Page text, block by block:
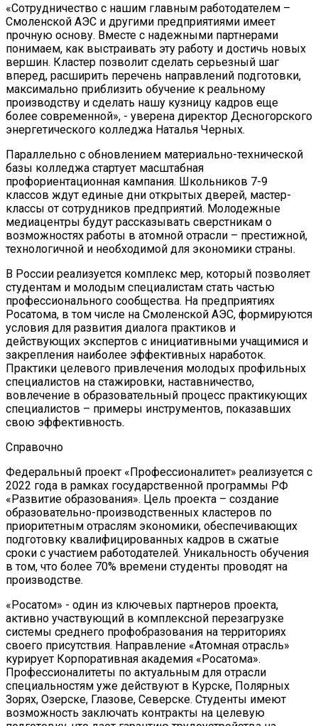
«Сотрудничество с нашим главным работодателем –
Смоленской АЭС и другими предприятиями имеет
прочную основу. Вместе с надежными партнерами
понимаем, как выстраивать эту работу и достичь новых
вершин. Кластер позволит сделать серьезный шаг
вперед, расширить перечень направлений подготовки,
максимально приблизить обучение к реальному
производству и сделать нашу кузницу кадров еще
более современной», - уверена директор Десногорского
энергетического колледжа Наталья Черных.
Параллельно с обновлением материально-технической
базы колледжа стартует масштабная
профориентационная кампания. Школьников 7-9
классов ждут единые дни открытых дверей, мастер-
классы от сотрудников предприятий. Молодежные
медиацентры будут рассказывать сверстникам о
возможностях работы в атомной отрасли – престижной,
технологичной и необходимой для экономики страны.
В России реализуется комплекс мер, который позволяет
студентам и молодым специалистам стать частью
профессионального сообщества. На предприятиях
Росатома, в том числе на Смоленской АЭС, формируются
условия для развития диалога практиков и
действующих экспертов с инициативными учащимися и
закрепления наиболее эффективных наработок.
Практики целевого привлечения молодых профильных
специалистов на стажировки, наставничество,
вовлечение в образовательный процесс практикующих
специалистов – примеры инструментов, показавших
свою эффективность.
Справочно
Федеральный проект «Профессионалитет» реализуется с
2022 года в рамках государственной программы РФ
«Развитие образования». Цель проекта – создание
образовательно-производственных кластеров по
приоритетным отраслям экономики, обеспечивающих
подготовку квалифицированных кадров в сжатые
сроки с участием работодателей. Уникальность обучения
в том, что более 70% времени студенты проводят на
производстве.
«Росатом» - один из ключевых партнеров проекта,
активно участвующий в комплексной перезагрузке
системы среднего профобразования на территориях
своего присутствия. Направление «Атомная отрасль»
курирует Корпоративная академия «Росатома».
Профессионалитеты по актуальным для отрасли
специальностям уже действуют в Курске, Полярных
Зорях, Озерске, Глазове, Северске. Студенты имеют
возможность заключать контракты на целевую